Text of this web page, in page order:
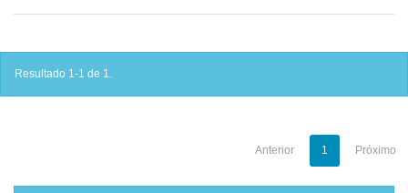
Resultado 1-1 de 1.
Anterior 1 Próximo